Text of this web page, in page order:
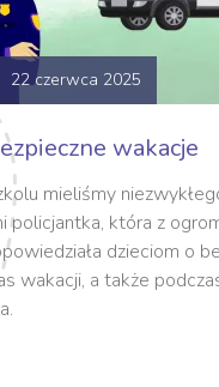
22 czerwca 2025
wakacje
mieliśmy
policjantka, która z
dzieciom o
wakacji, a także